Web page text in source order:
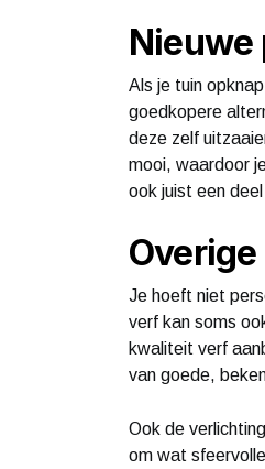
Nieuwe
Als je tuin
goedkopere
deze zelf
mooi, waardoor
ook juist een
Je hoeft niet
verf kan soms
kwaliteit verf
van goede,
Ook de
om wat